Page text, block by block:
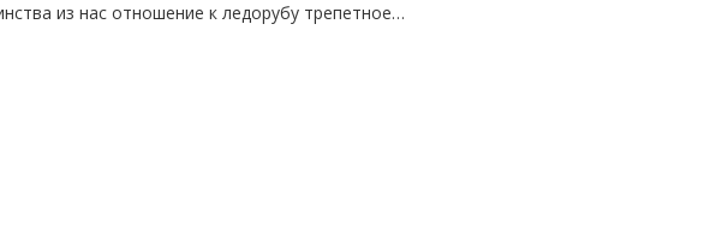
из нас отношение к ледорубу трепетное…